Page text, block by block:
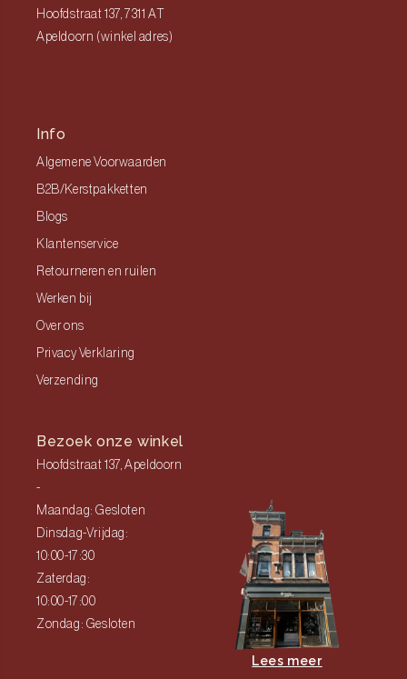
Hoofdstraat 137, 7311 AT
Apeldoorn (winkel adres)
Info
Algemene Voorwaarden
B2B/Kerstpakketten
Blogs
Klantenservice
Retourneren en ruilen
Werken bij
Over ons
Privacy Verklaring
Verzending
Bezoek onze winkel
Hoofdstraat 137, Apeldoorn
-
Maandag: Gesloten
Dinsdag-Vrijdag:
10:00-17:30
Zaterdag:
10:00-17:00
Zondag: Gesloten
Lees meer